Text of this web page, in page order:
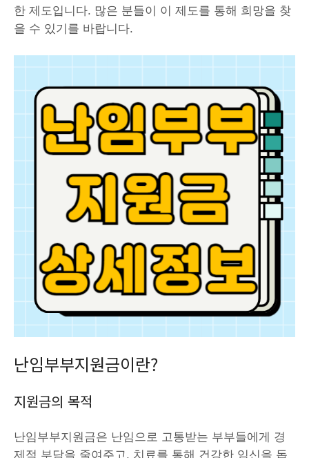
한 제도입니다. 많은 분들이 이 제도를 통해 희망을 찾
을 수 있기를 바랍니다.
난임부부지원금이란?
지원금의 목적
난임부부지원금은 난임으로 고통받는 부부들에게 경
제적 부담을 줄여주고, 치료를 통해 건강한 임신을 돕